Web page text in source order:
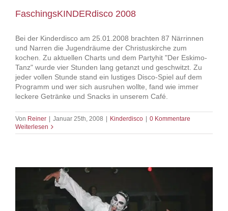
FaschingsKINDERdisco 2008
Bei der Kinderdisco am 25.01.2008 brachten 87 Närrinnen
und Narren die Jugendräume der Christuskirche zum
kochen. Zu aktuellen Charts und dem Partyhit "Der Eskimo-
Tanz" wurde vier Stunden lang getanzt und geschwitzt. Zu
jeder vollen Stunde stand ein lustiges Disco-Spiel auf dem
Programm und wer sich ausruhen wollte, fand wie immer
leckere Getränke und Snacks in unserem Café.
Von Reiner | Januar 25th, 2008 | Kinderdisco | 0 Kommentare
Weiterlesen